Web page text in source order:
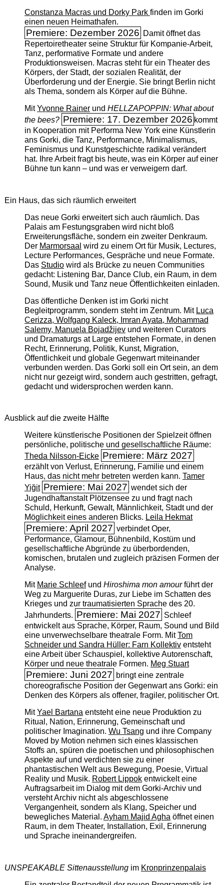
Constanza Macras und Dorky Park finden im Gorki
einen neuen Heimathafen.
Premiere: Dezember 2026 Damit öffnet das
Repertoiretheater seine Struktur für Kompanie-Arbeit,
Tanz, performative Formate und andere
Produktionsweisen. Macras steht für ein Theater des
Körpers, der Stadt, der sozialen Realität, der
Überforderung und der Energie. Sie bringt Berlin nicht
als Thema, sondern als Körper auf die Bühne.
MitYvonne Rainerund HELLZAPOPPIN: What about
the bees? Premiere: 17. Dezember 2026 kommt
in Kooperation mit Performa New York eine Künstlerin
ans Gorki, die Tanz, Performance, Minimalismus,
Feminismus und Kunstgeschichte radikal verändert
hat. Ihre Arbeit fragt bis heute, was ein Körper auf einer
Bühne tun kann – und was er verweigern darf.
Ein Haus, das sich räumlich erweitert
Das neue Gorki erweitert sich auch räumlich. Das
Palais am Festungsgraben wird nicht bloß
Erweiterungsfläche, sondern ein zweiter Denkraum.
Der Marmorsaal wird zu einem Ort für Musik, Lectures,
Lecture Performances, Gespräche und neue Formate.
Das Studiowird als Brücke zu neuen Communities
gedacht: Listening Bar, Dance Club, ein Raum, in dem
Sound, Musik und Tanz neue Öffentlichkeiten einladen.
Das öffentliche Denken ist im Gorki nicht
Begleitprogramm, sondern steht im Zentrum. Mit Luca
Cerizza, Wolfgang Kaleck, Imran Ayata, Mohammad
Salemy, Manuela Bojadžijevund weiteren Curators
und Dramaturgs at Large entstehen Formate, in denen
Recht, Erinnerung, Politik, Kunst, Migration,
Öffentlichkeit und globale Gegenwart miteinander
verbunden werden. Das Gorki soll ein Ort sein, an dem
nicht nur gezeigt wird, sondern auch gestritten, gefragt,
gedacht und widersprochen werden kann.
Ausblick auf die zweite Hälfte
Weitere künstlerische Positionen der Spielzeit öffnen
persönliche, politische und gesellschaftliche Räume:
Theda Nilsson-Eicke Premiere: März 2027
erzählt von Verlust, Erinnerung, Familie und einem
Haus, das nicht mehr betreten werden kann. Tamer
Yiğit Premiere: Mai 2027 wendet sich der
Jugendhaftanstalt Plötzensee zu und fragt nach
Schuld, Herkunft, Gewalt, Männlichkeit, Stadt und der
Möglichkeit eines anderen Blicks. Leila Hekmat
Premiere: April 2027 verbindet Oper,
Performance, Glamour, Bühnenbild, Kostüm und
gesellschaftliche Abgründe zu überbordenden,
komischen, brutalen und zugleich präzisen Formen der
Analyse.
Mit Marie Schleefund Hiroshima mon amourführt der
Weg zu Marguerite Duras, zur Liebe im Schatten des
Krieges und zur traumatisierten Sprache des 20.
Jahrhunderts. Premiere: Mai 2027 Schleef
entwickelt aus Sprache, Körper, Raum, Sound und Bild
eine unverwechselbare theatrale Form. MitTom
Schneider und Sandra Hüller: Farn Kollektiventsteht
eine Arbeit über Schauspiel, kollektive Autorenschaft,
Körper und neue theatrale Formen. Meg Stuart
Premiere: Juni 2027 bringt eine zentrale
choreografische Position der Gegenwart ans Gorki: ein
Denken des Körpers als offener, fragiler, politischer Ort.
MitYael Bartanaentsteht eine neue Produktion zu
Ritual, Nation, Erinnerung, Gemeinschaft und
politischer Imagination. Wu Tsang und ihre Company
Moved by Motion nehmen sich eines klassischen
Stoffs an, spüren die poetischen und philosophischen
Aspekte auf und verdichten sie zu einer
phantastischen Welt aus Bewegung, Poesie, Virtual
Reality und Musik. Robert Lippokentwickelt eine
Auftragsarbeit im Dialog mit dem Gorki-Archiv und
versteht Archiv nicht als abgeschlossene
Vergangenheit, sondern als Klang, Speicher und
bewegliches Material. Ayham Majid Aghaöffnet einen
Raum, in dem Theater, Installation, Exil, Erinnerung
und Sprache ineinandergreifen.
UNSPEAKABLE Sittenausstellungim Kronprinzenpalais